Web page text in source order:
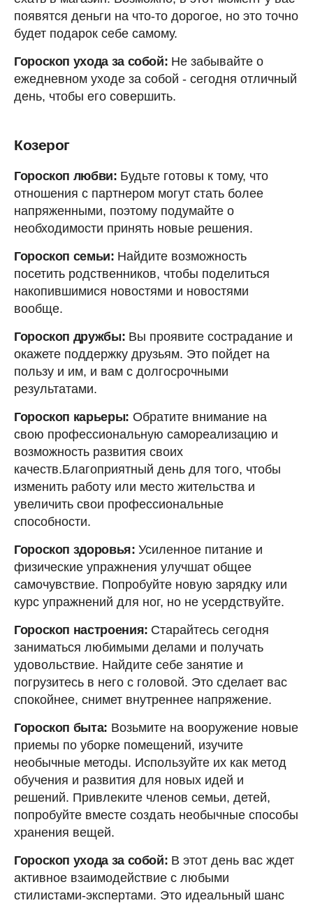
появятся деньги на что-то дорогое, но это точно
будет подарок себе самому.
Гороскоп ухода за собой: Не забывайте о
ежедневном уходе за собой - сегодня отличный
день, чтобы его совершить.
Козерог
Гороскоп любви: Будьте готовы к тому, что
отношения с партнером могут стать более
напряженными, поэтому подумайте о
необходимости принять новые решения.
Гороскоп семьи: Найдите возможность
посетить родственников, чтобы поделиться
накопившимися новостями и новостями
вообще.
Гороскоп дружбы: Вы проявите сострадание и
окажете поддержку друзьям. Это пойдет на
пользу и им, и вам с долгосрочными
результатами.
Гороскоп карьеры: Обратите внимание на
свою профессиональную самореализацию и
возможность развития своих
качеств.Благоприятный день для того, чтобы
изменить работу или место жительства и
увеличить свои профессиональные
способности.
Гороскоп здоровья:Усиленное питание и
физические упражнения улучшат общее
самочувствие. Попробуйте новую зарядку или
курс упражнений для ног, но не усердствуйте.
Гороскоп настроения: Старайтесь сегодня
заниматься любимыми делами и получать
удовольствие. Найдите себе занятие и
погрузитесь в него с головой. Это сделает вас
спокойнее, снимет внутреннее напряжение.
Гороскоп быта: Возьмите на вооружение новые
приемы по уборке помещений, изучите
необычные методы. Используйте их как метод
обучения и развития для новых идей и
решений. Привлеките членов семьи, детей,
попробуйте вместе создать необычные способы
хранения вещей.
Гороскоп ухода за собой: В этот день вас ждет
активное взаимодействие с любыми
стилистами-экспертами. Это идеальный шанс